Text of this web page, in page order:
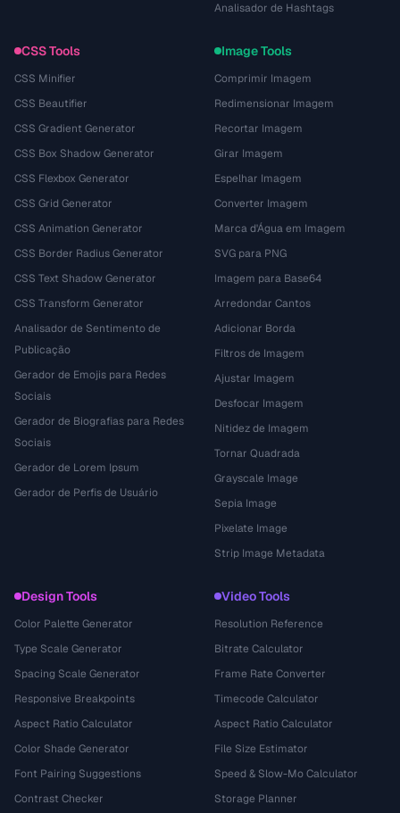
Analisador de Hashtags
CSS Tools
CSS Minifier
CSS Beautifier
CSS Gradient Generator
CSS Box Shadow Generator
CSS Flexbox Generator
CSS Grid Generator
CSS Animation Generator
CSS Border Radius Generator
CSS Text Shadow Generator
CSS Transform Generator
Analisador de Sentimento de
Publicação
Gerador de Emojis para Redes
Sociais
Gerador de Biografias para Redes
Sociais
Gerador de Lorem Ipsum
Gerador de Perfis de Usuário
Image Tools
Comprimir Imagem
Redimensionar Imagem
Recortar Imagem
Girar Imagem
Espelhar Imagem
Converter Imagem
Marca d'Água em Imagem
SVG para PNG
Imagem para Base64
Arredondar Cantos
Adicionar Borda
Filtros de Imagem
Ajustar Imagem
Desfocar Imagem
Nitidez de Imagem
Tornar Quadrada
Grayscale Image
Sepia Image
Pixelate Image
Strip Image Metadata
Design Tools
Color Palette Generator
Type Scale Generator
Spacing Scale Generator
Responsive Breakpoints
Aspect Ratio Calculator
Color Shade Generator
Font Pairing Suggestions
Contrast Checker
Video Tools
Resolution Reference
Bitrate Calculator
Frame Rate Converter
Timecode Calculator
Aspect Ratio Calculator
File Size Estimator
Speed & Slow-Mo Calculator
Storage Planner